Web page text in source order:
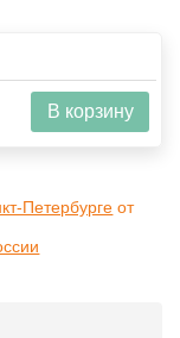
В корзину
Петербурге от